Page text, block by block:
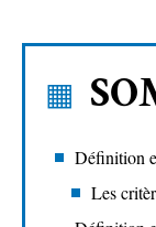
Définition
Les